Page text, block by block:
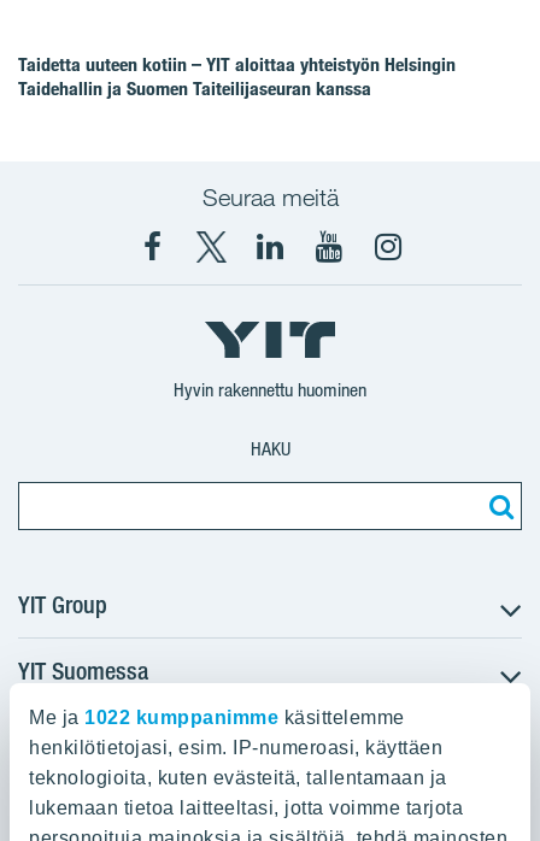
Me ja 1022 kumppanimme käsittelemme
henkilötietojasi, esim. IP-numeroasi, käyttäen
teknologioita, kuten evästeitä, tallentamaan ja
lukemaan tietoa laitteeltasi, jotta voimme tarjota
Taidetta uuteen kotiin – YIT aloittaa yhteistyön Helsingin
Taidehallin ja Suomen Taiteilijaseuran kanssa
Seuraa meitä
Facebook
X
YIT
Suomi
YIT
Corporation
YIT
Corporation
Instagram
Hyvin rakennettu huominen
HAKU
YIT Group
Tietoa YIT:stä
Töihin meille
Sijoittajat
Projektit
Vastuullisuus
YIT Suomessa
Myytävät asunnot
Vuokrattavat toimitilat
Kiinteistösijoittaminen
YIT:n pääkonttori
Panuntie 11, PL 36, 00620 Helsinki